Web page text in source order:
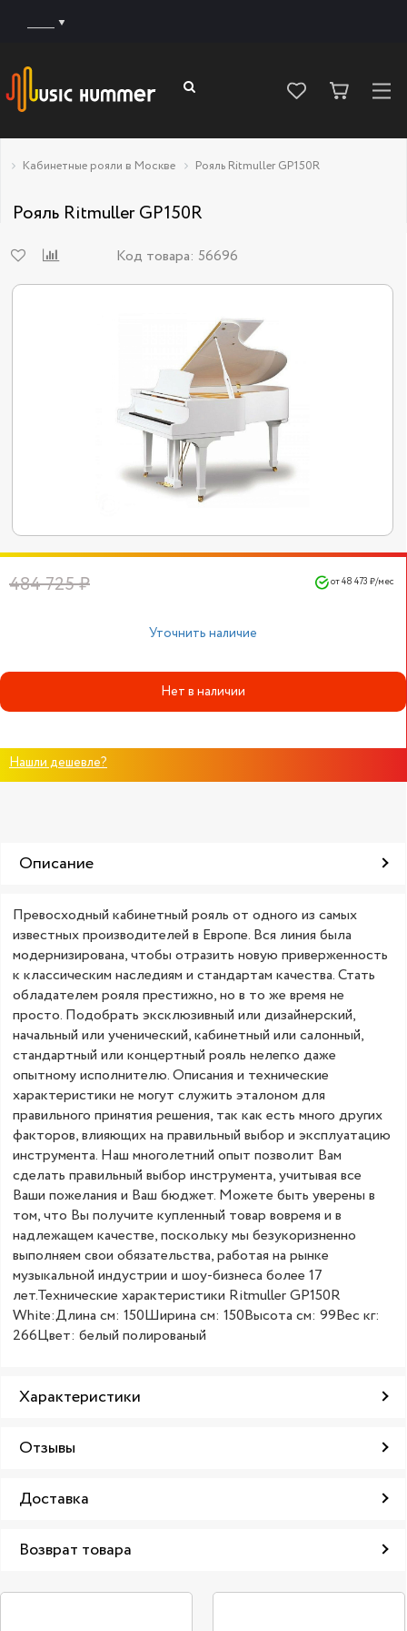
Кабинетные рояли в Москве Рояль Ritmuller GP150R
Рояль Ritmuller GP150R
Код товара: 56696
484 725 ₽ от 48 473 ₽/мес
Уточнить наличие
Нет в наличии
Нашли дешевле?
Описание
Превосходный кабинетный рояль от одного из самых
известных производителей в Европе. Вся линия была
модернизирована, чтобы отразить новую приверженность
к классическим наследиям и стандартам качества. Стать
обладателем рояля престижно, но в то же время не
просто. Подобрать эксклюзивный или дизайнерский,
начальный или ученический, кабинетный или салонный,
стандартный или концертный рояль нелегко даже
опытному исполнителю. Описания и технические
характеристики не могут служить эталоном для
правильного принятия решения, так как есть много других
факторов, влияющих на правильный выбор и эксплуатацию
инструмента. Наш многолетний опыт позволит Вам
сделать правильный выбор инструмента, учитывая все
Ваши пожелания и Ваш бюджет. Можете быть уверены в
том, что Вы получите купленный товар вовремя и в
надлежащем качестве, поскольку мы безукоризненно
выполняем свои обязательства, работая на рынке
музыкальной индустрии и шоу-бизнеса более 17
лет.Технические характеристики Ritmuller GP150R
White:Длина см: 150Ширина см: 150Высота см: 99Вес кг:
266Цвет: белый полированый
Характеристики
Отзывы
Доставка
Возврат товара